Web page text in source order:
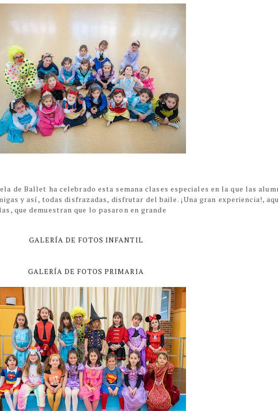
de Ballet ha celebrado esta semana clases especiales en la que las
y así, todas disfrazadas, disfrutar del baile. ¡Una gran experiencia!,
que demuestran que lo pasaron en grande
GALERÍA DE FOTOS INFANTIL
GALERÍA DE FOTOS PRIMARIA